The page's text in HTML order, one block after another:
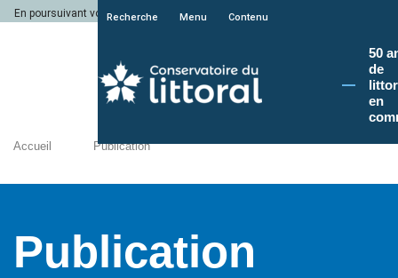
En poursuivant votre navigation sur le site du Conservatoire du littoral, vous
Recherche Menu Contenu
50
de
en
Accueil Publication
Publication